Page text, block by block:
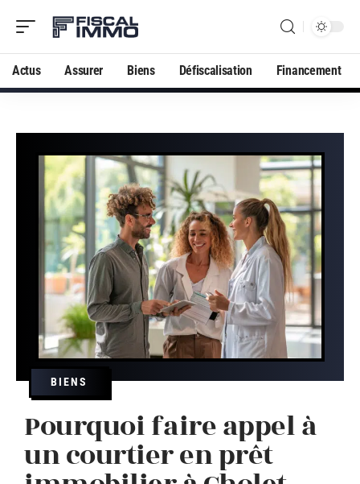
Actus Assurer Biens Défiscalisation Financement
BIENS
Pourquoi faire appel à
un courtier en prêt